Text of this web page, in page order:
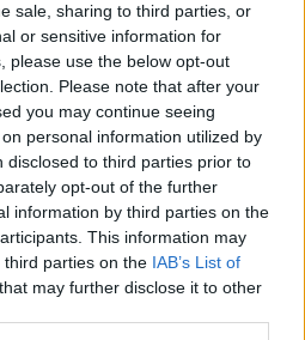
sale, sharing to third parties, or
or sensitive information for
please use the below opt-out
Please note that after your
you may continue seeing
personal information utilized by
disclosed to third parties prior to
opt-out of the further
information by third parties on the
This information may
parties on the IAB’s List of
that may further disclose it to other
Mini LED G64, con monitor
46enne torinese dal look
è un analista tattico che
e clip in racconti social. Ricorda
la rimonta al box stampa dello
Grande Torino: da
la sua linea editoriale,